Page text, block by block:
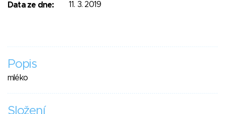
Data ze dne:
11. 3. 2019
Popis
mléko
Složení